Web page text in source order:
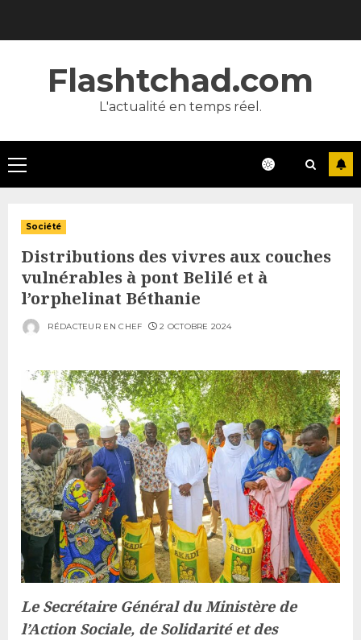
Flashtchad.com
L'actualité en temps réel.
Primary
Menu
Société
Distributions des vivres aux couches
vulnérables à pont Belilé et à
l’orphelinat Béthanie
RÉDACTEUR EN CHEF 2 OCTOBRE 2024
Le Secrétaire Général du Ministère de
l’Action Sociale, de Solidarité et des